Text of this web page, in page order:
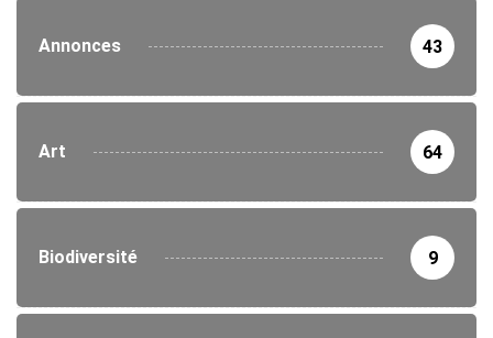
Annonces 43
Art 64
Biodiversité 9